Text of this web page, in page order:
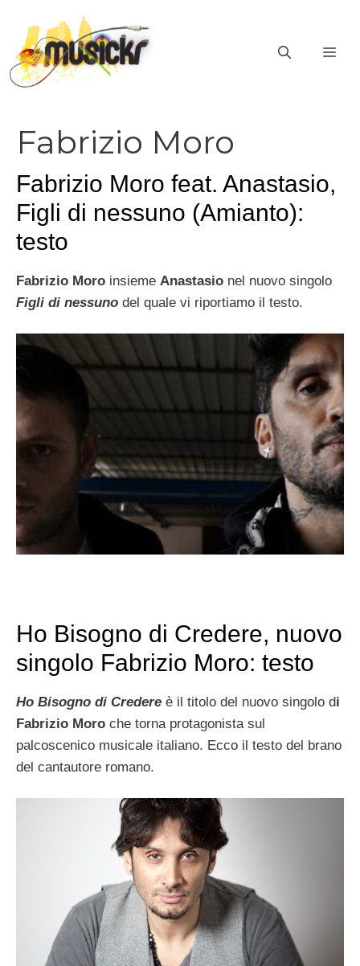
contenuto
Fabrizio Moro
Fabrizio Moro feat. Anastasio,
Figli di nessuno (Amianto):
testo
Fabrizio Moro insieme Anastasio nel nuovo singolo
Figli di nessuno del quale vi riportiamo il testo.
Ho Bisogno di Credere, nuovo
singolo Fabrizio Moro: testo
Ho Bisogno di Credere è il titolo del nuovo singolo di
Fabrizio Moro che torna protagonista sul
palcoscenico musicale italiano. Ecco il testo del brano
del cantautore romano.